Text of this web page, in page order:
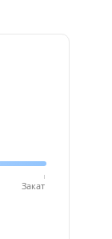
Закат